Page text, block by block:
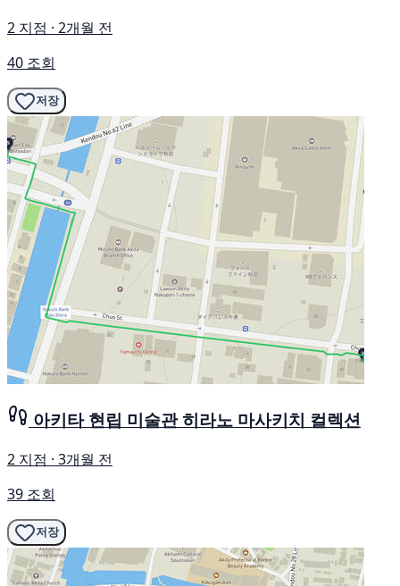
2 지점 · 2개월 전
40 조회
저장
아키타 현립 미술관 히라노 마사키치 컬렉션
2 지점 · 3개월 전
39 조회
저장